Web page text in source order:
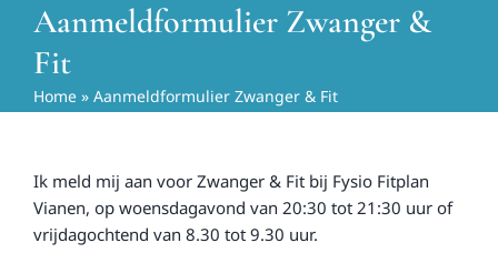
Aanmeldformulier Zwanger &
Fit
Home » Aanmeldformulier Zwanger & Fit
Ik meld mij aan voor Zwanger & Fit bij Fysio Fitplan
Vianen, op woensdagavond van 20:30 tot 21:30 uur of
vrijdagochtend van 8.30 tot 9.30 uur.